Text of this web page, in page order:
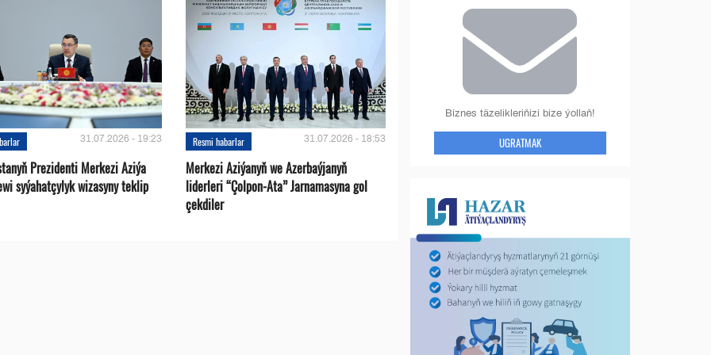
31.07.2026 - 19:23
Prezidenti Merkezi Aziýa
syýahatçylyk wizasyny teklip
Resmi habarlar 31.07.2026 - 18:53
Merkezi Aziýanyň we Azerbaýjanyň
liderleri “Çolpon-Ata” Jarnamasyna gol
çekdiler
Biznes täzelikleriňizi bize ýollaň!
UGRATMAK